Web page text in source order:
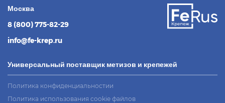
Москва
8 (800) 775-82-29
info@fe-krep.ru
Универсальный поставщик метизов и крепежей
Политика конфиденциальностии
Политика использования cookie файлов